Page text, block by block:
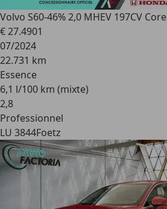
Volvo S60-46% 2,0 MHEV 197CV Core
€ 27.4901
07/2024
22.731 km
Essence
6,1 l/100 km (mixte)
2,8
Professionnel
LU 3844Foetz